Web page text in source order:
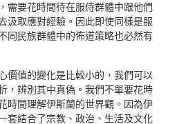
需要花時間待在服侍群體中跟他們
汲取應對經驗。因此即使同樣是服
同民族群體中的佈道策略也必然有
價值的變化是比較小的，我們可以
，辨別其中真偽。我們不單要花時
時間理解伊斯蘭的世界觀。因為伊
套結合了宗教、政治、生活及文化